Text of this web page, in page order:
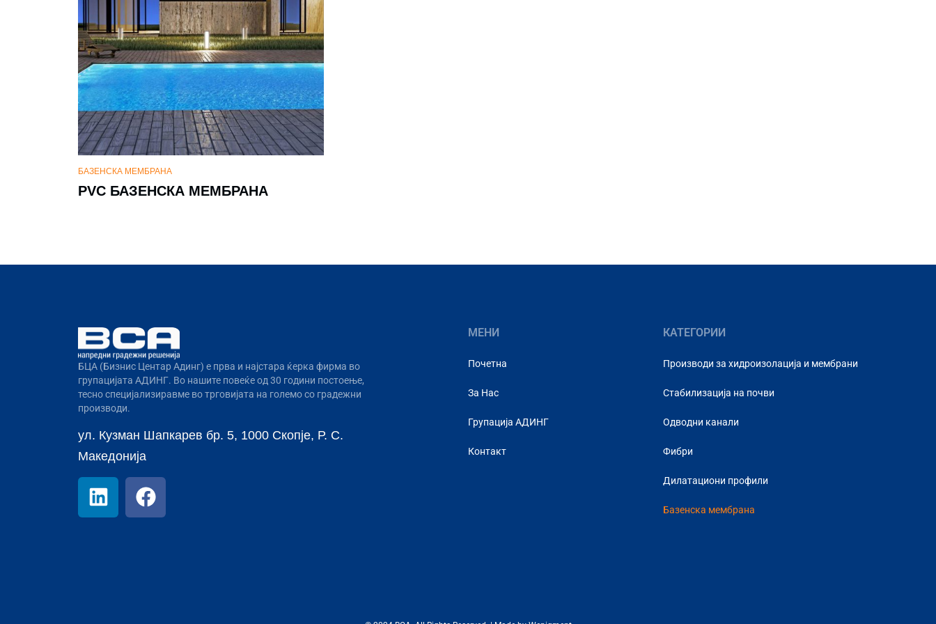
БАЗЕНСКА МЕМБРАНА
PVC БАЗЕНСКА МЕМБРАНА
БЦА (Бизнис Центар Адинг) e прва и најстара ќерка фирма во
групацијата АДИНГ. Во нашите повеќе од 30 години постоење,
тесно специјализиравме во трговијата на големо со градежни
производи.
ул. Кузман Шапкарев бр. 5, 1000 Скопје, Р. С.
Македонија
МЕНИ
Почетна
За Нас
Групација АДИНГ
Контакт
КАТЕГОРИИ
Производи за хидроизолација и мембрани
Стабилизација на почви
Одводни канали
Фибри
Дилатациони профили
Базенска мембрана